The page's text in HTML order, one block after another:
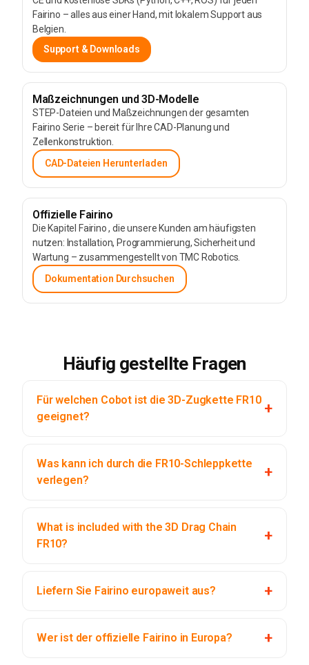
Fairino – alles aus einer Hand, mit lokalem Support aus
Belgien.
Support & Downloads
Maßzeichnungen und 3D-Modelle
STEP-Dateien und Maßzeichnungen der gesamten
Fairino Serie – bereit für Ihre CAD-Planung und
Zellenkonstruktion.
CAD-Dateien Herunterladen
Offizielle Fairino
Die Kapitel Fairino , die unsere Kunden am häufigsten
nutzen: Installation, Programmierung, Sicherheit und
Wartung – zusammengestellt von TMC Robotics.
Dokumentation Durchsuchen
Häufig gestellte Fragen
Für welchen Cobot ist die 3D-Zugkette FR10
geeignet?
Was kann ich durch die FR10-Schleppkette
verlegen?
What is included with the 3D Drag Chain
FR10?
Liefern Sie Fairino europaweit aus?
Wer ist der offizielle Fairino in Europa?